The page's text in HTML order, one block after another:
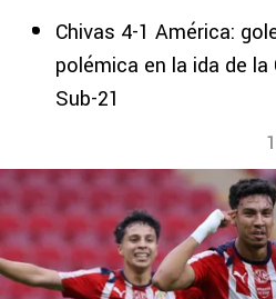
Chivas 4-1 América:
polémica en la ida de la
Sub-21